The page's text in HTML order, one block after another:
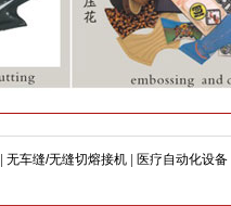
无车缝/无缝切熔接机| 医疗自动化设备|